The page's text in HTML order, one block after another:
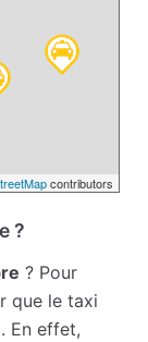
contributors
?
? Pour
que le taxi
En effet,